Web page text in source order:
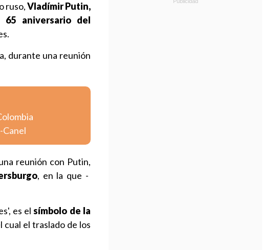
ruso,Vladímir Putin,
65 aniversario del
durante una reunión
Canel
reunión con Putin,
, en la que -
es elsímbolo de la
cual el traslado de los